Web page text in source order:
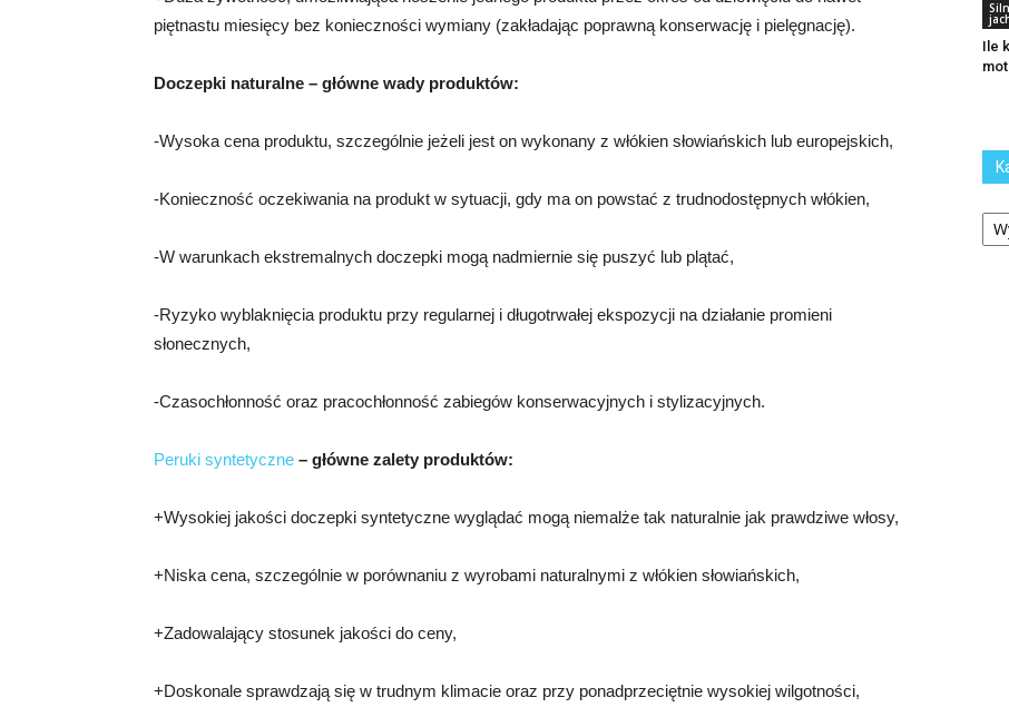
piętnastu miesięcy bez konieczności wymiany (zakładając poprawną konserwację i pielęgnację).
Doczepki naturalne – główne wady produktów:
-Wysoka cena produktu, szczególnie jeżeli jest on wykonany z włókien słowiańskich lub europejskich,
-Konieczność oczekiwania na produkt w sytuacji, gdy ma on powstać z trudnodostępnych włókien,
-W warunkach ekstremalnych doczepki mogą nadmiernie się puszyć lub plątać,
-Ryzyko wyblaknięcia produktu przy regularnej i długotrwałej ekspozycji na działanie promieni
słonecznych,
-Czasochłonność oraz pracochłonność zabiegów konserwacyjnych i stylizacyjnych.
Peruki syntetyczne – główne zalety produktów:
+Wysokiej jakości doczepki syntetyczne wyglądać mogą niemalże tak naturalnie jak prawdziwe włosy,
+Niska cena, szczególnie w porównaniu z wyrobami naturalnymi z włókien słowiańskich,
+Zadowalający stosunek jakości do ceny,
+Doskonale sprawdzają się w trudnym klimacie oraz przy ponadprzeciętnie wysokiej wilgotności,
Ile